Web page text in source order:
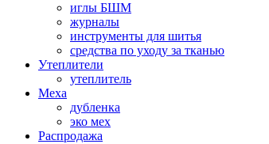
иглы БШМ
журналы
инструменты для шитья
средства по уходу за тканью
Утеплители
утеплитель
Меха
дубленка
эко мех
Распродажа